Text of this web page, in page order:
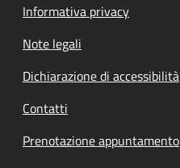
Informativa privacy
Note legali
Dichiarazione di accessibilità
Contatti
Prenotazione appuntamento